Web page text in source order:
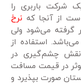
شرکت باربری را
از آنجا که نرخ
گرفته می‌شود ولی
استفاده از
نقش چشم‌گیری در
در قیمت مسافت
صورت بپذیرد و